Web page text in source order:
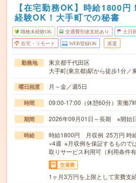
【在宅勤務OK】時給1800円
経験OK！大手町での秘書
職種未経験OK 交通費別途支給あり 土日
在宅・リモート WEB登録OK 派遣
勤務地
東京都千代田区
大手町(東京都)駅から徒歩1分／
曜日頻度 月～金／週5日
時間 09:00-17:00（休憩60分）実働7
期間 2026年09月01日～長期 ※開始
時給
時給1800円 月収例 25万円 時
×4週 ※月収例を保証するもので
取りサービス利用可（利用条件有
交通費
1ヶ月3万円を上限として実費支